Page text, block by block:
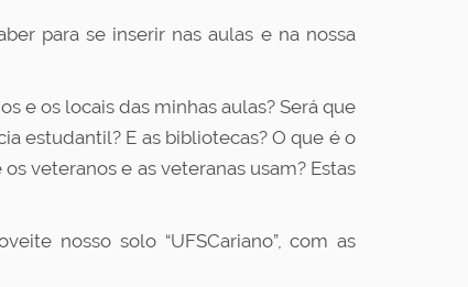
para se inserir nas aulas e na nossa
e os locais das minhas aulas? Será que
estudantil? E as bibliotecas? O que é o
veteranos e as veteranas usam? Estas
nosso solo “UFSCariano”, com as